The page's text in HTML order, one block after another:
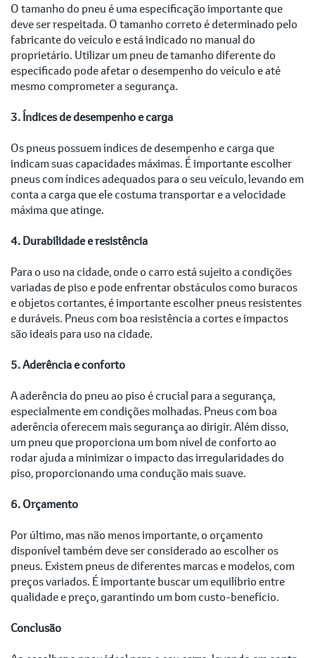
O tamanho do pneu é uma especificação importante que
deve ser respeitada. O tamanho correto é determinado pelo
fabricante do veículo e está indicado no manual do
proprietário. Utilizar um pneu de tamanho diferente do
especificado pode afetar o desempenho do veículo e até
mesmo comprometer a segurança.
3. Índices de desempenho e carga
Os pneus possuem índices de desempenho e carga que
indicam suas capacidades máximas. É importante escolher
pneus com índices adequados para o seu veículo, levando em
conta a carga que ele costuma transportar e a velocidade
máxima que atinge.
4. Durabilidade e resistência
Para o uso na cidade, onde o carro está sujeito a condições
variadas de piso e pode enfrentar obstáculos como buracos
e objetos cortantes, é importante escolher pneus resistentes
e duráveis. Pneus com boa resistência a cortes e impactos
são ideais para uso na cidade.
5. Aderência e conforto
A aderência do pneu ao piso é crucial para a segurança,
especialmente em condições molhadas. Pneus com boa
aderência oferecem mais segurança ao dirigir. Além disso,
um pneu que proporciona um bom nível de conforto ao
rodar ajuda a minimizar o impacto das irregularidades do
piso, proporcionando uma condução mais suave.
6. Orçamento
Por último, mas não menos importante, o orçamento
disponível também deve ser considerado ao escolher os
pneus. Existem pneus de diferentes marcas e modelos, com
preços variados. É importante buscar um equilíbrio entre
qualidade e preço, garantindo um bom custo-benefício.
Conclusão